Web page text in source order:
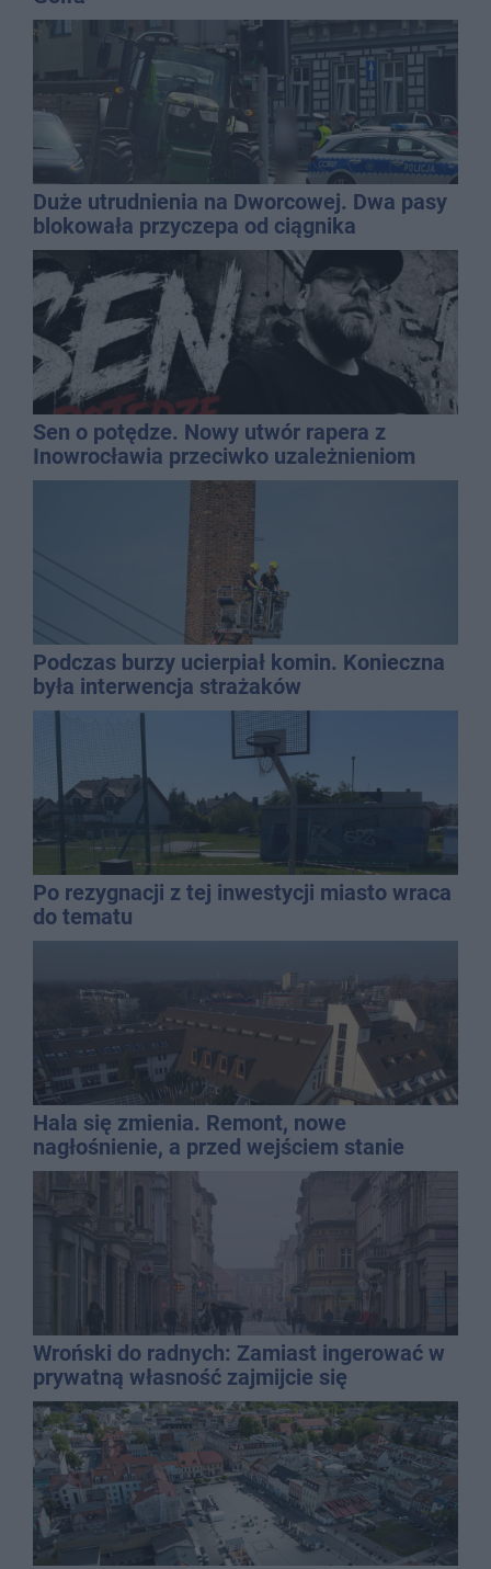
Duże utrudnienia na Dworcowej. Dwa pasy
blokowała przyczepa od ciągnika
Sen o potędze. Nowy utwór rapera z
Inowrocławia przeciwko uzależnieniom
Podczas burzy ucierpiał komin. Konieczna
była interwencja strażaków
Po rezygnacji z tej inwestycji miasto wraca
do tematu
Hala się zmienia. Remont, nowe
nagłośnienie, a przed wejściem stanie
QEMETICA ARENA
Wroński do radnych: Zamiast ingerować w
prywatną własność zajmijcie się
gospodarką